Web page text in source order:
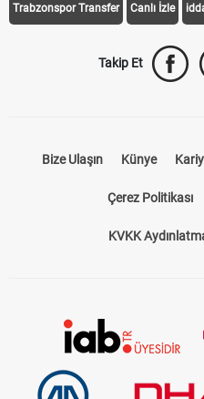
Trabzonspor Transfer Canlı İzle
Takip Et
Bize Ulaşın Künye
Çerez Politikası
KVKK